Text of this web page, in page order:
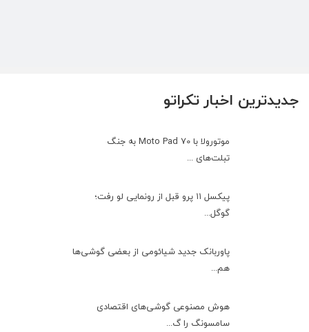
جدیدترین اخبار تکراتو
موتورولا با Moto Pad 70 به جنگ
تبلت‌های ...
پیکسل ۱۱ پرو قبل از رونمایی لو رفت؛
گوگل...
پاوربانک جدید شیائومی از بعضی گوشی‌ها
هم...
هوش مصنوعی گوشی‌های اقتصادی
سامسونگ را گ...